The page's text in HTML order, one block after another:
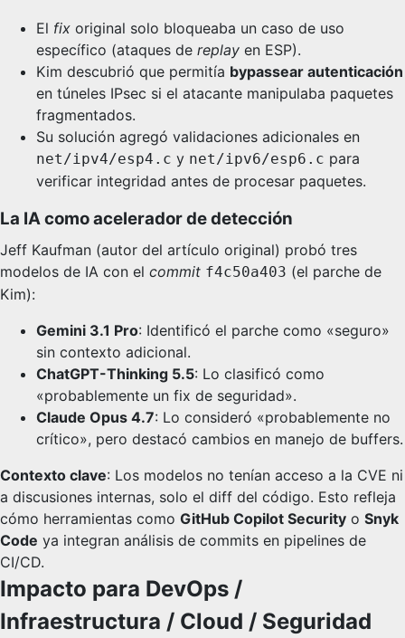
El fix original solo bloqueaba un caso de uso
específico (ataques de replay en ESP).
Kim descubrió que permitía bypassear autenticación
en túneles IPsec si el atacante manipulaba paquetes
fragmentados.
Su solución agregó validaciones adicionales en
net/ipv4/esp4.c y net/ipv6/esp6.c para
verificar integridad antes de procesar paquetes.
La IA como acelerador de detección
Jeff Kaufman (autor del artículo original) probó tres
modelos de IA con el commit f4c50a403 (el parche de
Kim):
Gemini 3.1 Pro: Identificó el parche como «seguro»
sin contexto adicional.
ChatGPT-Thinking 5.5: Lo clasificó como
«probablemente un fix de seguridad».
Claude Opus 4.7: Lo consideró «probablemente no
crítico», pero destacó cambios en manejo de buffers.
Contexto clave: Los modelos no tenían acceso a la CVE ni
a discusiones internas, solo el diff del código. Esto refleja
cómo herramientas como GitHub Copilot Security o Snyk
Code ya integran análisis de commits en pipelines de
CI/CD.
Impacto para DevOps /
Infraestructura / Cloud / Seguridad